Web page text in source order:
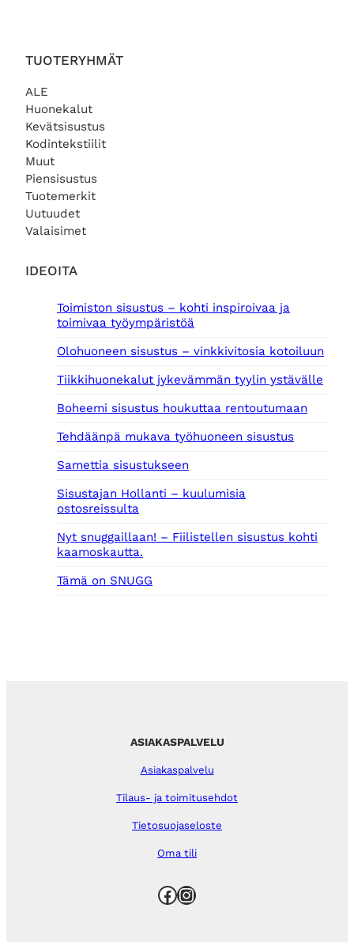
TUOTERYHMÄT
ALE
Huonekalut
Kevätsisustus
Kodintekstiilit
Muut
Piensisustus
Tuotemerkit
Uutuudet
Valaisimet
IDEOITA
Toimiston sisustus – kohti inspiroivaa ja
toimivaa työympäristöä
Olohuoneen sisustus – vinkkivitosia kotoiluun
Tiikkihuonekalut jykevämmän tyylin ystävälle
Boheemi sisustus houkuttaa rentoutumaan
Tehdäänpä mukava työhuoneen sisustus
Samettia sisustukseen
Sisustajan Hollanti – kuulumisia
ostosreissulta
Nyt snuggaillaan! – Fiilistellen sisustus kohti
kaamoskautta.
Tämä on SNUGG
ASIAKASPALVELU
Asiakaspalvelu
Tilaus- ja toimitusehdot
Tietosuojaseloste
Oma tili
Facebook Instagram